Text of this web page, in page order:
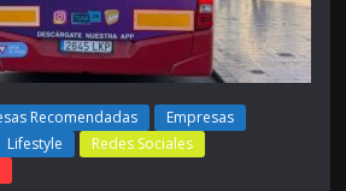
Recomendadas
Empresas
Lifestyle
Redes Sociales